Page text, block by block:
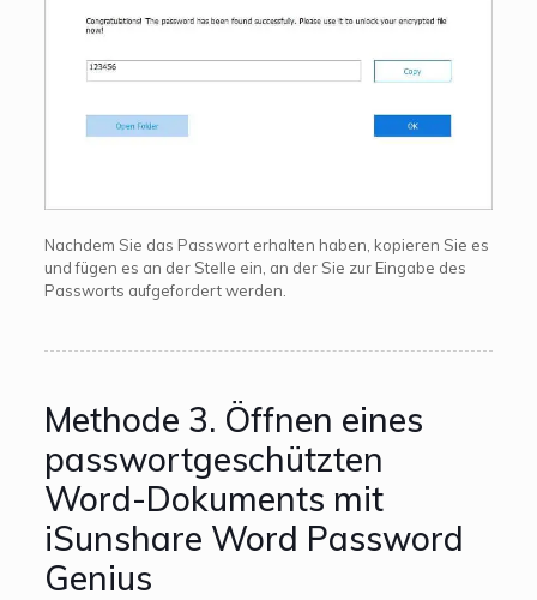
Nachdem Sie das Passwort erhalten haben, kopieren Sie es
und fügen es an der Stelle ein, an der Sie zur Eingabe des
Passworts aufgefordert werden.
Methode 3. Öffnen eines
passwortgeschützten
Word-Dokuments mit
iSunshare Word Password
Genius